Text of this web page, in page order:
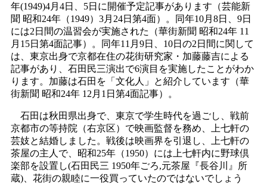
年(1949)4月4日、5日に開催予定記事があります（芸能新
聞 昭和24年（1949）3月24日第4面）。同年10月8日、9日
には2日間の温習会が実施された（華街新聞 昭和24年 11
月15日第4面記事）。同年11月9日、10日の2日間に関して
は、東京出身で京都在住の花街研究家・加藤藤吉による
記事があり、石田民三演出で6演目を実施したことがわか
ります。加藤は石田を「文化人」と紹介しています（華
街新聞 昭和24年 12月1日第4面記事）。
石田は秋田県出身で、東京で学生時代を過ごし、戦前
京都市の等持院（右京区）で映画監督を務め、上七軒の
芸妓と結婚しました。戦後は映画界を引退し、上七軒の
茶屋の主人で、昭和25年（1950）には上七軒内に野球倶
楽部を設置し(石田民三 1950年ごろ,元茶屋『長谷川』所
蔵)、花街の親睦に一役買っていたのではないでしょう